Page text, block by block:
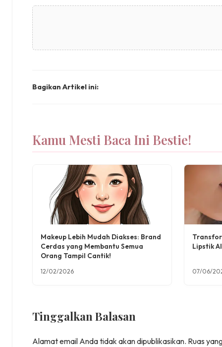
Bagikan Artikel ini:
Kamu Mesti Baca Ini Bestie!
Makeup Lebih Mudah Diakses: Brand
Cerdas yang Membantu Semua
Orang Tampil Cantik!
12/02/2026
Lipstik
07/06/
Tinggalkan Balasan
Alamat email Anda tidak akan dipublikasikan. Ruas